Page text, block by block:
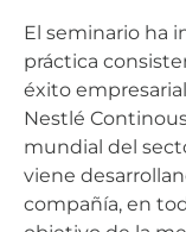
El seminario ha
práctica
éxito
Nestlé
mundial del
viene
compañía, en